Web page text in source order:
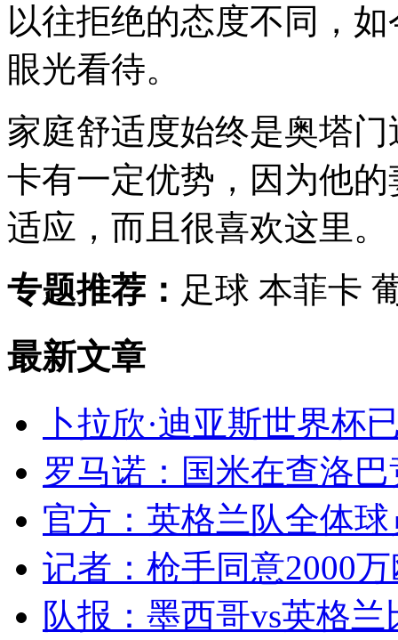
以往拒绝的态度不同，
眼光看待。
家庭舒适度始终是奥塔
卡有一定优势，因为他
适应，而且很喜欢这里。
专题推荐： 足球 本菲卡
最新文章
卜拉欣·迪亚斯世界杯
罗马诺：国米在查洛
官方：英格兰队全体
记者：枪手同意2000
队报：墨西哥vs英格